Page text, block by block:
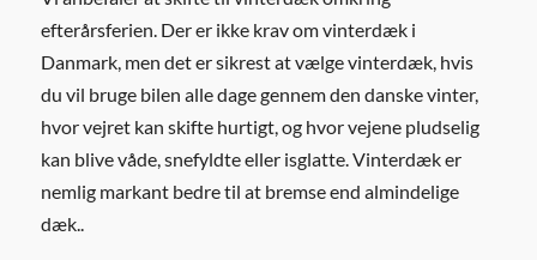
efterårsferien. Der er ikke krav om vinterdæk i
Danmark, men det er sikrest at vælge vinterdæk, hvis
du vil bruge bilen alle dage gennem den danske vinter,
hvor vejret kan skifte hurtigt, og hvor vejene pludselig
kan blive våde, snefyldte eller isglatte. Vinterdæk er
nemlig markant bedre til at bremse end almindelige
dæk..